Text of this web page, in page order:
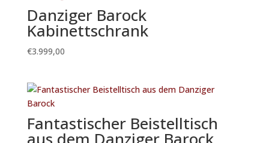
Danziger Barock
Kabinettschrank
€3.999,00
Fantastischer Beistelltisch